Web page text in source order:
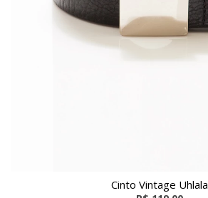
Cinto Vintage Uhlala